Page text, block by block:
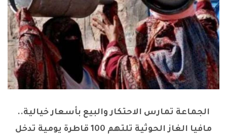
الجماعة تمارس الاحتكار والبيع بأسعار خيالية..
مافيا الغاز الحوثية تلتهم 100 قاطرة يومية تدخل